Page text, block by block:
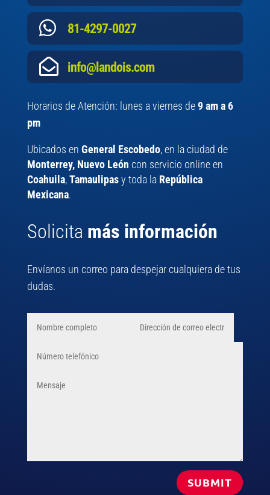
 81-4297-0027
 info@landois.com
Horarios de Atención: lunes a viernes de9 am a 6
pm
Ubicados en General Escobedo, en la ciudad de
Monterrey, Nuevo León con servicio online en
Coahuila,Tamaulipasy toda la República
Mexicana.
Solicita más información
Envíanos un correo para despejar cualquiera de tus
dudas.
SUBMIT